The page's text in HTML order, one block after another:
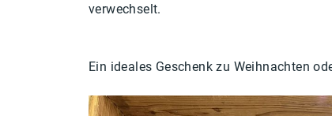
verwechselt.
Ein ideales Geschenk zu Weihnachten